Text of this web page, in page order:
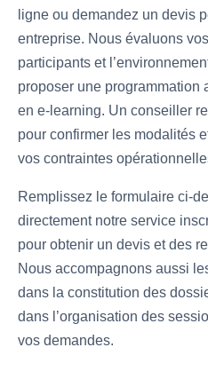
ligne ou demandez un devis
entreprise. Nous évaluons
participants et
proposer une programmation
en e-learning. Un conseiller
pour confirmer les modalités
vos contraintes
Remplissez le formulaire
directement notre service
pour obtenir un devis et des
Nous accompagnons aussi
dans la constitution des
dans l’organisation des
vos demandes.